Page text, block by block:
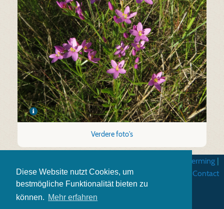
Diese Website nutzt Cookies, um
bestmögliche Funktionalität bieten zu
können. Mehr erfahren
Verdere foto's
Gegevensbescherming |
Contact